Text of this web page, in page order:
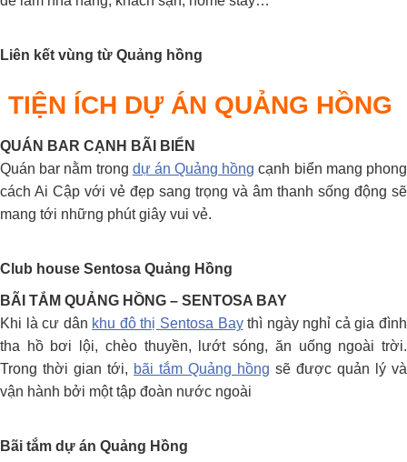
Liên kết vùng từ Quảng hồng
TIỆN ÍCH DỰ ÁN QUẢNG HỒNG
QUÁN BAR CẠNH BÃI BIỂN
Quán bar nằm trong dự án Quảng hồng cạnh biển mang phong
cách Ai Cập với vẻ đẹp sang trọng và âm thanh sống động sẽ
mang tới những phút giây vui vẻ.
Club house Sentosa Quảng Hồng
BÃI TẮM QUẢNG HỒNG – SENTOSA BAY
Khi là cư dân khu đô thị Sentosa Baythì ngày nghỉ cả gia đình
tha hồ bơi lội, chèo thuyền, lướt sóng, ăn uống ngoài trời.
Trong thời gian tới, bãi tắm Quảng hồng sẽ được quản lý và
vận hành bởi một tập đoàn nước ngoài
Bãi tắm dự án Quảng Hồng